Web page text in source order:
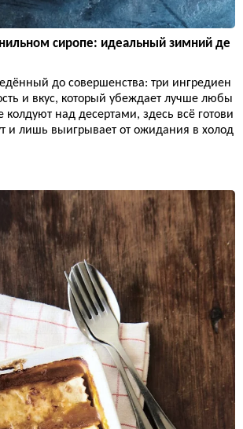
сиропе: идеальный зимний де
до совершенства: три ингредиен
и вкус, который убеждает лучше любы
колдуют над десертами, здесь всё готови
и лишь выигрывает от ожидания в холод